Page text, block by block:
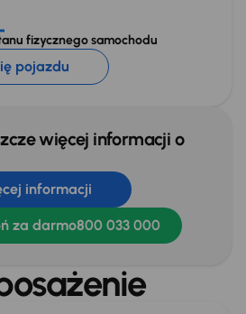
fizycznego samochodu
pojazdu
więcej informacji o
informacji
za darmo800 033 000